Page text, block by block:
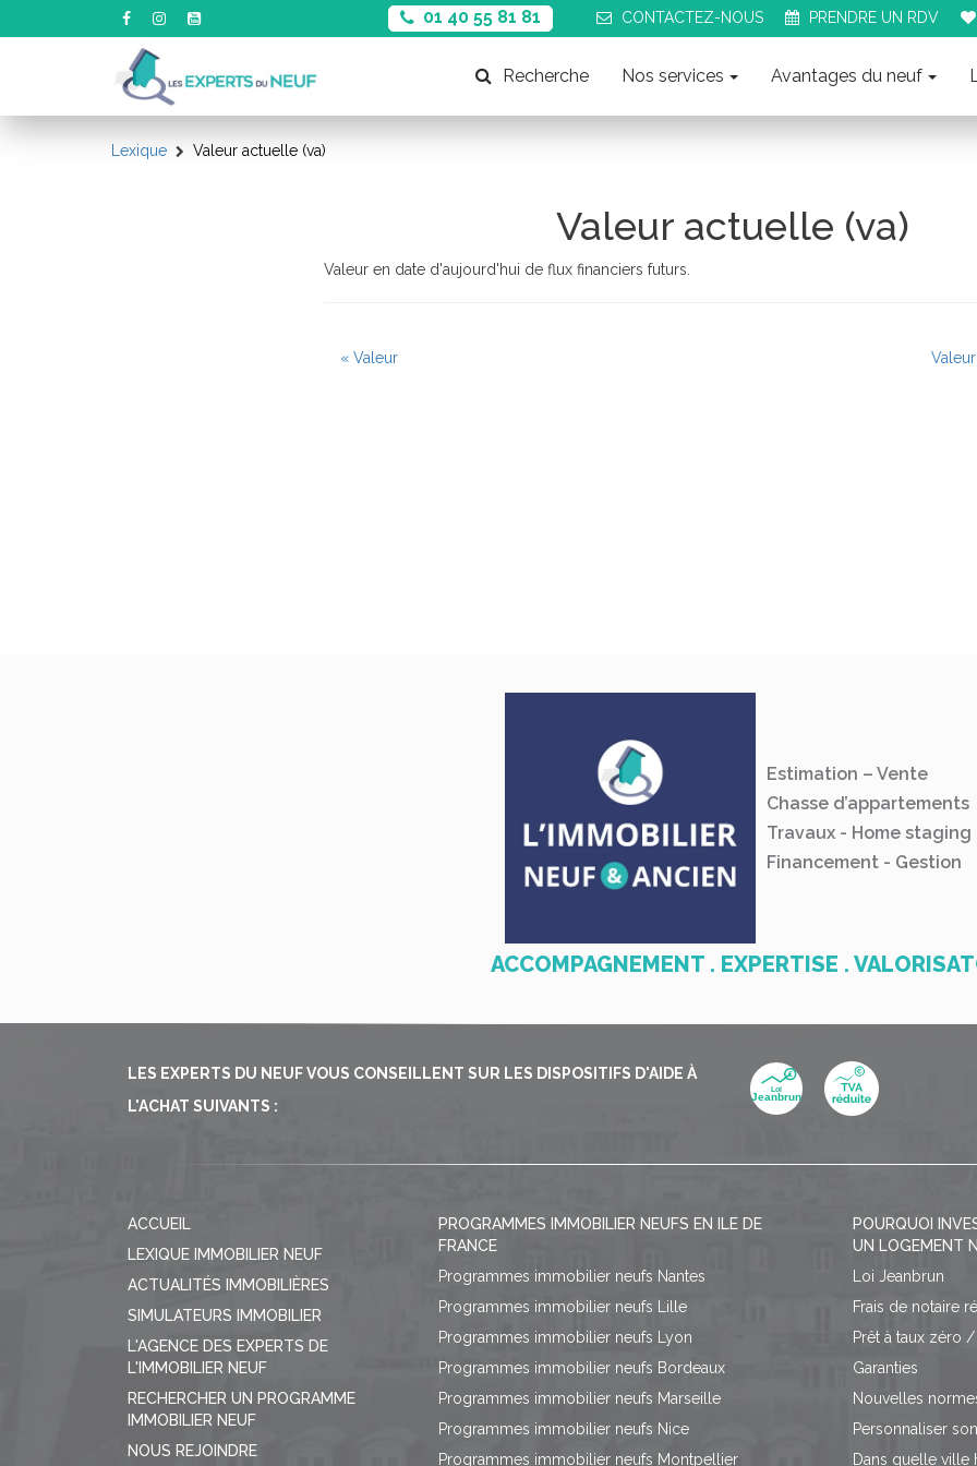
01 40 55 81 81 CONTACTEZ-NOUS PRENDRE UN RDV
Recherche Nos services Avantages du neuf
Lexique Valeur actuelle (va)
Valeur actuelle (va)
Valeur en date d'aujourd'hui de flux financiers futurs.
« Valeur
Estimation – Vente
Chasse d’appartements
Travaux - Home staging
Financement - Gestion
ACCOMPAGNEMENT . EXPERTISE .
LES EXPERTS DU NEUF VOUS CONSEILLENT SUR LES DISPOSITIFS D'AIDE À
L'ACHAT SUIVANTS :
ACCUEIL
LEXIQUE IMMOBILIER NEUF
ACTUALITÉS IMMOBILIÈRES
SIMULATEURS IMMOBILIER
L'AGENCE DES EXPERTS DE
L'IMMOBILIER NEUF
RECHERCHER UN PROGRAMME
IMMOBILIER NEUF
NOUS REJOINDRE
PROGRAMMES IMMOBILIER NEUFS EN ILE DE
FRANCE
Programmes immobilier neufs Nantes
Programmes immobilier neufs Lille
Programmes immobilier neufs Lyon
Programmes immobilier neufs Bordeaux
Programmes immobilier neufs Marseille
Programmes immobilier neufs Nice
Programmes immobilier neufs Montpellier
POURQUOI
UN LOGEMENT
Loi Jeanbrun
Frais de notaire
Prêt à taux zéro
Garanties
Nouvelles
Personnaliser
Dans quelle ville